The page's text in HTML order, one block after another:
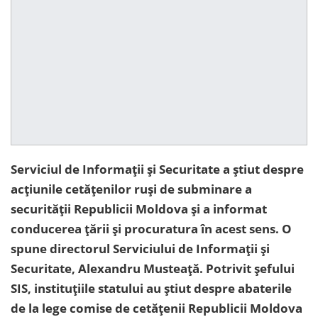
Serviciul de Informații și Securitate a știut despre
acțiunile cetățenilor ruși de subminare a
securității Republicii Moldova și a informat
conducerea țării și procuratura în acest sens. O
spune directorul Serviciului de Informații și
Securitate, Alexandru Musteață. Potrivit șefului
SIS, instituțiile statului au știut despre abaterile
de la lege comise de cetățenii Republicii Moldova